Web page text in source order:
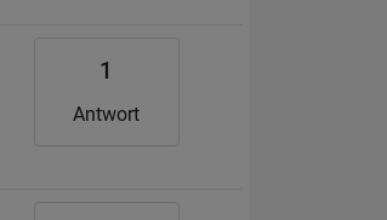
1
Antwort